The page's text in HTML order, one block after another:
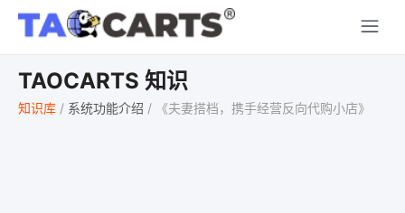
TAOCARTS 知识
知识库 / 系统功能介绍 / 《夫妻搭档，携手经营反向代购小店》